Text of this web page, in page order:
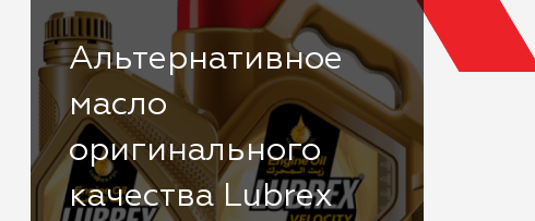
Альтернативное
масло
оригинального
качества Lubrex